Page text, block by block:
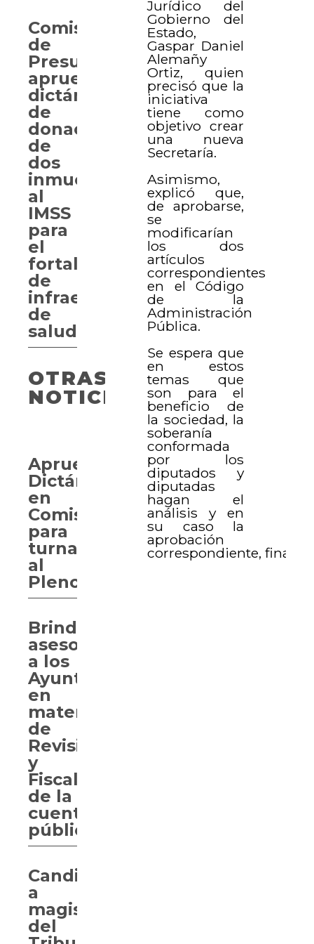
Jurídico del
Gobierno del
Estado,
Gaspar Daniel
Alemañy
Ortiz, quien
precisó que la
iniciativa
tiene como
objetivo crear
una nueva
Secretaría.
Asimismo,
explicó que,
de aprobarse,
se
modificarían
los dos
artículos
correspondientes
en el Código
de la
Administración
Pública.
Se espera que
en estos
temas que
son para el
beneficio de
la sociedad, la
soberanía
conformada
por los
diputados y
diputadas
hagan el
análisis y en
su caso la
aprobación
correspondiente,
Comisión
de
Presupuesto
aprueba
dictámenes
de
donación
de
dos
inmuebles
al
IMSS
para
el
fortalecimiento
de
infraestructura
de
salud
OTRAS
NOTICIAS
Aprueban
Dictámenes
en
Comisión
para
turnar
al
Pleno
Brindan
asesoría
a los
Ayuntamientos
en
materia
de
Revisión
y
Fiscalización
de la
cuenta
pública
Candidatos
a
magistrados
del